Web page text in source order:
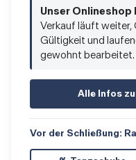
Unser
Verkauf läuft weiter,
Gültigkeit und
gewohnt bearbeitet.
Alle Infos
Vor der Schließung: